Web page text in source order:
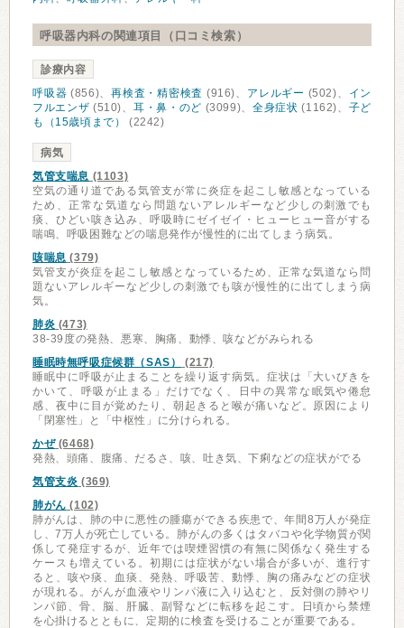
呼吸器内科の関連項目（口コミ検索）
診療内容
呼吸器 (856)、再検査・精密検査 (916)、 アレルギー (502)、 イン
フルエンザ (510)、 耳・鼻・のど (3099)、 全身症状 (1162)、 子ど
も（15歳頃まで）
(2242)
病気
気管支喘息 (1103)
空気の通り道である気管支が常に炎症を起こし敏感となっている
ため、正常な気道なら問題ないアレルギーなど少しの刺激でも
痰、ひどい咳き込み、呼吸時にゼイゼイ・ヒューヒュー音がする
喘鳴、呼吸困難などの喘息発作が慢性的に出てしまう病気。
咳喘息 (379)
気管支が炎症を起こし敏感となっているため、正常な気道なら問
題ないアレルギーなど少しの刺激でも咳が慢性的に出てしまう病
気。
肺炎 (473)
38-39度の発熱、悪寒、胸痛、動悸、咳などがみられる
睡眠時無呼吸症候群（SAS）
(217)
睡眠中に呼吸が止まることを繰り返す病気。症状は「大いびきを
かいて、呼吸が止まる」だけでなく、日中の異常な眠気や倦怠
感、夜中に目が覚めたり、朝起きると喉が痛いなど。原因により
「閉塞性」と「中枢性」に分けられる。
かぜ(6468)
発熱、頭痛、腹痛、だるさ、咳、吐き気、下痢などの症状がでる
気管支炎 (369)
肺がん (102)
肺がんは、肺の中に悪性の腫瘍ができる疾患で、年間8万人が発症
し、7万人が死亡している。肺がんの多くはタバコや化学物質が関
係して発症するが、近年では喫煙習慣の有無に関係なく発生する
ケースも増えている。初期には症状がない場合が多いが、進行す
ると、咳や痰、血痰、発熱、呼吸苦、動悸、胸の痛みなどの症状
が現れる。がんが血液やリンパ液に入り込むと、反対側の肺やリ
ンパ節、骨、脳、肝臓、副腎などに転移を起こす。日頃から禁煙
を心掛けるとともに、定期的に検査を受けることが重要である。